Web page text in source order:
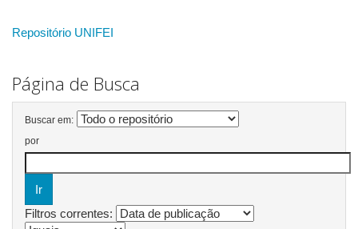
Repositório UNIFEI
Página de Busca
Buscar em:
por
Filtros correntes: